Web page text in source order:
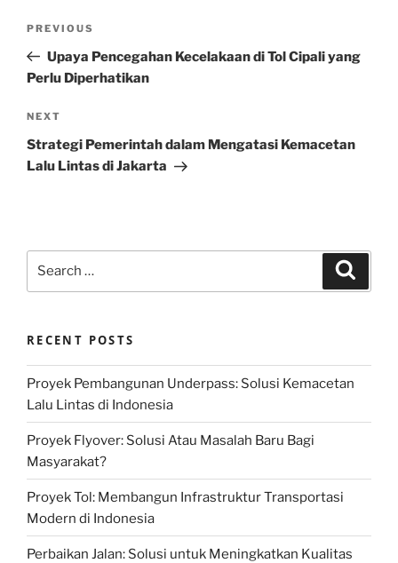
Previous
Post
PREVIOUS
Upaya Pencegahan Kecelakaan di Tol Cipali yang
Perlu Diperhatikan
Next
Post
NEXT
Strategi Pemerintah dalam Mengatasi Kemacetan
Lalu Lintas di Jakarta
RECENT POSTS
Proyek Pembangunan Underpass: Solusi Kemacetan
Lalu Lintas di Indonesia
Proyek Flyover: Solusi Atau Masalah Baru Bagi
Masyarakat?
Proyek Tol: Membangun Infrastruktur Transportasi
Modern di Indonesia
Perbaikan Jalan: Solusi untuk Meningkatkan Kualitas